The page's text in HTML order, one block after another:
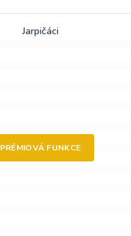
Jarpičáci
PRÉMIOVÁ FUNKCE